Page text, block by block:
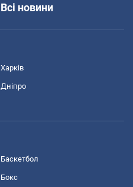
Всі новини
Харків
Дніпро
Баскетбол
Бокс